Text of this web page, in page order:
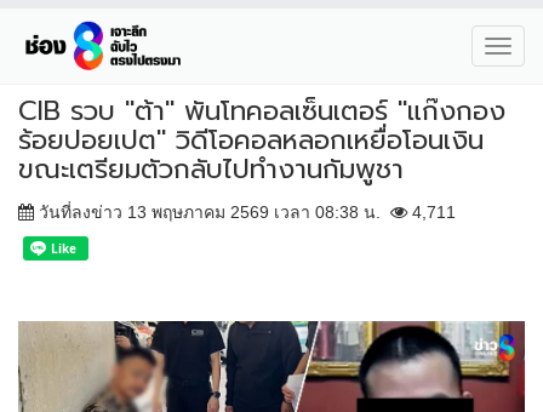
CIB รวบ "ต้า" พันโทคอลเซ็นเตอร์ "แก๊งกอง
ร้อยปอยเปต" วิดีโอคอลหลอกเหยื่อโอนเงิน
ขณะเตรียมตัวกลับไปทำงานกัมพูชา
วันที่ลงข่าว 13 พฤษภาคม 2569 เวลา 08:38 น. 4,711